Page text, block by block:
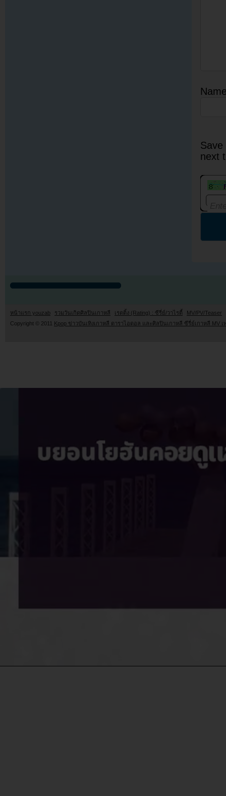
next
หน้าแรก youzab รวมวันเกิดศิลปินเกาหลี เรตติ้ง (Rating) : ซีรี่ย์/วาไรตี้
MV/PV/Teaser
Copyright © 2011 Kpop ข่าวบันเทิงเกาหลี ดาราไอดอล และศิลปินเกาหลี ซีรี่ย์เกาหลี MV